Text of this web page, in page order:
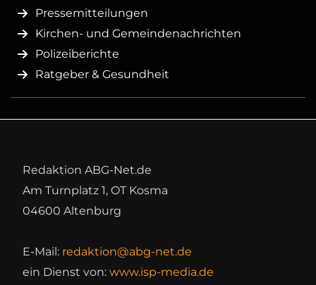
Pressemitteilungen
Kirchen- und Gemeindenachrichten
Polizeiberichte
Ratgeber & Gesundheit
Redaktion ABG-Net.de
Am Turnplatz 1, OT Kosma
04600 Altenburg
E-Mail: redaktion@abg-net.de
ein Dienst von: www.isp-media.de